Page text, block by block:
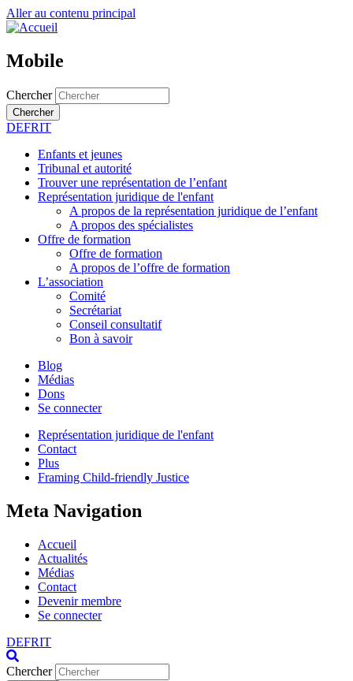
Aller au contenu principal
Mobile
Chercher
Chercher
DEFRIT
Enfants et jeunes
Tribunal et autorité
Trouver une représentation de l’enfant
Représentation juridique de l'enfant
A propos de la représentation juridique de l’enfant
A propos des spécialistes
Offre de formation
Offre de formation
A propos de l’offre de formation
L’association
Comité
Secrétariat
Conseil consultatif
Bon à savoir
Blog
Médias
Dons
Se connecter
Représentation juridique de l'enfant
Contact
Plus
Framing Child-friendly Justice
Meta Navigation
Accueil
Actualités
Médias
Contact
Devenir membre
Se connecter
DEFRIT
Chercher